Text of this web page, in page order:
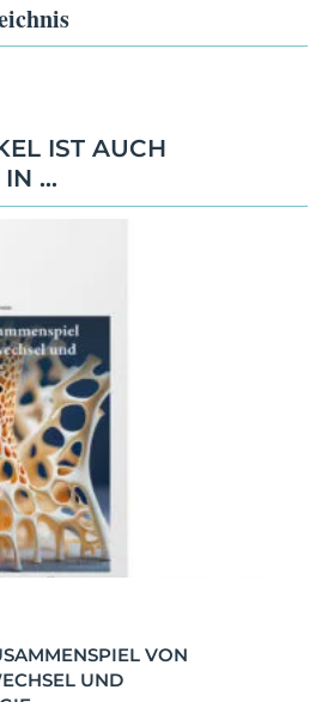
IST AUCH
...
VON
UND